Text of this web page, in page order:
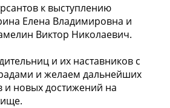
к выступлению
Елена Владимировна и
Виктор Николаевич.
и их наставников с
и желаем дальнейших
и новых достижений на